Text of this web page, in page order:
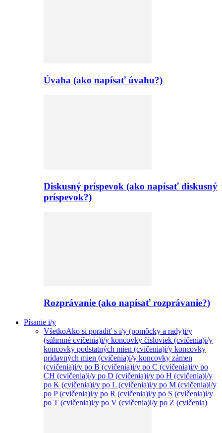
Úvaha (ako napísať úvahu?)
Diskusný príspevok (ako napísať diskusný
príspevok?)
Rozprávanie (ako napísať rozprávanie?)
Písanie i/y
VšetkoAko si poradiť s i/y (pomôcky a rady)i/y
(súhrnné cvičenia)i/y koncovky čísloviek (cvičenia)i/y
koncovky podstatných mien (cvičenia)i/y koncovky
prídavných mien (cvičenia)i/y koncovky zámen
(cvičenia)i/y po B (cvičenia)i/y po C (cvičenia)i/y po
CH (cvičenia)i/y po D (cvičenia)i/y po H (cvičenia)i/y
po K (cvičenia)i/y po L (cvičenia)i/y po M (cvičenia)i/y
po P (cvičenia)i/y po R (cvičenia)i/y po S (cvičenia)i/y
po T (cvičenia)i/y po V (cvičenia)i/y po Z (cvičenia)